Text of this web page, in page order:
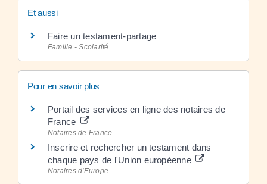
Et aussi
Faire un testament-partage
Famille - Scolarité
Pour en savoir plus
Portail des services en ligne des notaires de
France
Notaires de France
Inscrire et rechercher un testament dans
chaque pays de l'Union européenne
Notaires d'Europe